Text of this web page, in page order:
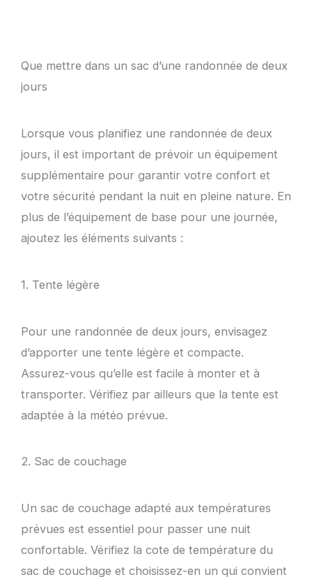
Que mettre dans un sac d’une randonnée de deux
jours
Lorsque vous planifiez une randonnée de deux
jours, il est important de prévoir un équipement
supplémentaire pour garantir votre confort et
votre sécurité pendant la nuit en pleine nature. En
plus de l’équipement de base pour une journée,
ajoutez les éléments suivants :
1. Tente légère
Pour une randonnée de deux jours, envisagez
d’apporter une tente légère et compacte.
Assurez-vous qu’elle est facile à monter et à
transporter. Vérifiez par ailleurs que la tente est
adaptée à la météo prévue.
2. Sac de couchage
Un sac de couchage adapté aux températures
prévues est essentiel pour passer une nuit
confortable. Vérifiez la cote de température du
sac de couchage et choisissez-en un qui convient